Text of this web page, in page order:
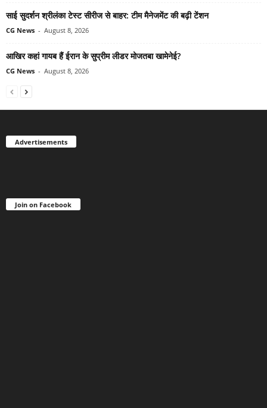
साई सुदर्शन श्रीलंका टेस्ट सीरीज से बाहर: टीम मैनेजमेंट की बढ़ी टेंशन
CG News - August 8, 2026
आखिर कहां गायब हैं ईरान के सुप्रीम लीडर मोजतबा खामेनेई?
CG News - August 8, 2026
Advertisements
Join on Facebook